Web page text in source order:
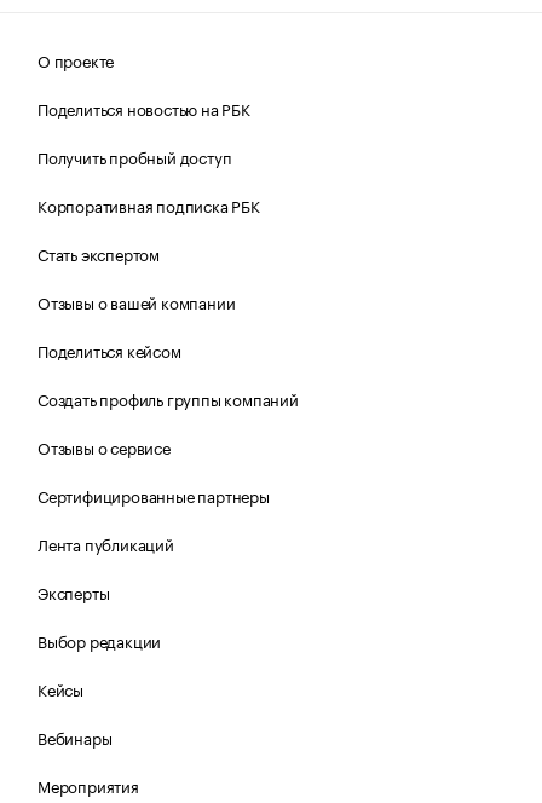
О проекте
Поделиться новостью на РБК
Получить пробный доступ
Корпоративная подписка РБК
Стать экспертом
Отзывы о вашей компании
Поделиться кейсом
Создать профиль группы компаний
Отзывы о сервисе
Сертифицированные партнеры
Лента публикаций
Эксперты
Выбор редакции
Кейсы
Вебинары
Мероприятия